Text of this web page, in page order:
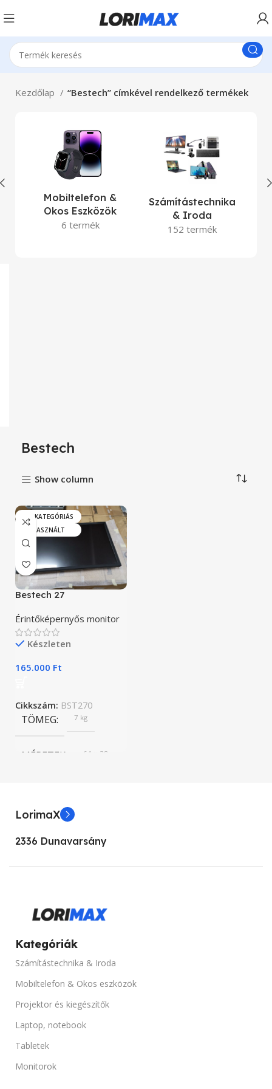
Kezdőlap “Bestech” címkével rendelkező termékek
Mobiltelefon &
Okos Eszközök
6 termék
Számítástechnika
& Iroda
152 termék
Bestech
Show column
„A” KATEGÓRIÁS
HASZNÁLT
Bestech 27
Érintőképernyős monitor
Készleten
165.000 Ft
Cikkszám: BST270
TÖMEG 7 kg
MÉRETEK 64 × 38 cm
KIJELZŐ TIPUSA
PORTOK
Display Port, DVI, USB, VGA
LorimaX
2336 Dunavarsány
Kategóriák
Számítástechnika & Iroda
Mobiltelefon & Okos eszközök
Projektor és kiegészítők
Laptop, notebook
Tabletek
Monitorok